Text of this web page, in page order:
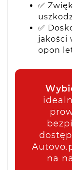
✅
✅
jakości
opon
na